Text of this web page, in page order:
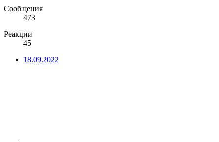
Сообщения
473
Реакции
45
18.09.2022